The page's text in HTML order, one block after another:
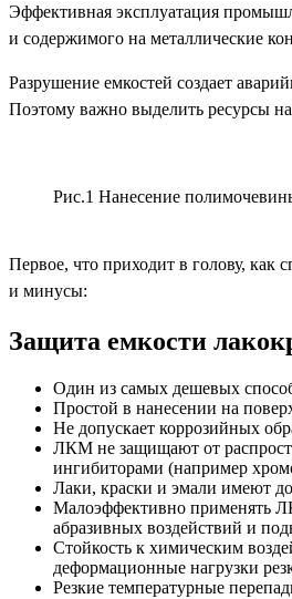
Эффективная эксплуатация
и содержимого на металлические
Разрушение емкостей создает
Поэтому важно выделить ресурсы
Рис.1 Нанесение
Первое, что приходит в голову,
и минусы:
Защита емкости
Один из самых дешевых
Простой в нанесении на
Не допускает коррозийных
ЛКМ не защищают от
ингибиторами (например
Лаки, краски и эмали имеют
Малоэффективно применять
абразивных воздействий и
Стойкость к химическим
деформационные нагрузки
Резкие температурные